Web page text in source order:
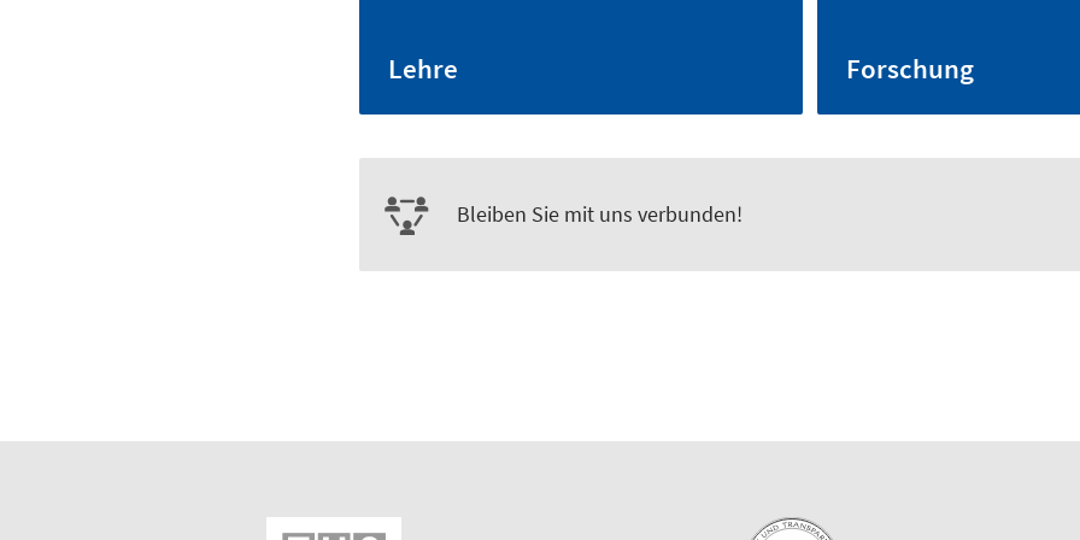
Lehre Forschung
Bleiben Sie mit uns verbunden!